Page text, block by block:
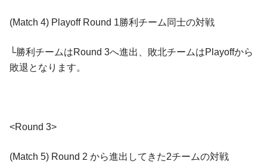
(Match 4) Playoff Round 1勝利チーム同士の対戦
└勝利チームはRound 3へ進出、敗北チームはPlayoffから
敗退となります。
<Round 3>
(Match 5) Round 2 から進出してきた2チームの対戦